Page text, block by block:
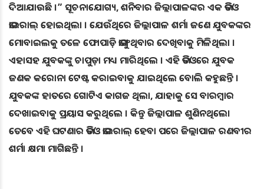
ଦିଆଯାଉଛି ।” ସୂଚନାଯୋଗ୍ୟ, ଶନିବାର ଜିଲ୍ଲାପାଳଙ୍କର ଏକ ଭିଡିଓ
ଭାଇରାଲ୍ ହୋଇଥିଲା । ଯେଉଁଥିରେ ଜିଲ୍ଲାପାଳ ଶର୍ମା ଜଣେ ଯୁବକଙ୍କର
ମୋବାଇଲକୁ ତଳେ ଫୋପାଡ଼ି ଭାଙ୍ଗୁଥିବାର ଦେଖିବାକୁ ମିଳିଥିଲା ।
ଏହାସହ ଯୁବକଙ୍କୁ ଚାପୁଡ଼ା ମଧ୍ୟ ମାରିଥିଲେ । ଏହି ଭିଡିଓରେ ଯୁବକ
ଜଣକ କରୋନା ଟେଷ୍ଟ କରାଇବାକୁ ଯାଇଥିଲେ ବୋଲି କହୁଛନ୍ତି ।
ଯୁବକଙ୍କ ହାତରେ ଗୋଟିଏ କାଗଜ ଥିଲା, ଯାହାକୁ ସେ ବାରମ୍ବାର
ଦେଖାଇବାକୁ ପ୍ରୟାସ କରୁଥିଲେ । କିନ୍ତୁ ଜିଲ୍ଲାପାଳ ଶୁଣିନଥିଲେ।
ତେବେ ଏହି ଘଟଣାର ଭିଡିଓ ଭାଇରାଲ୍‌ ହେବା ପରେ ଜିଲ୍ଲାପାଳ ରଣବୀର
ଶର୍ମା କ୍ଷମା ମାଗିଛନ୍ତି ।